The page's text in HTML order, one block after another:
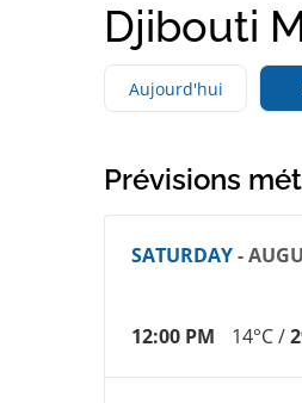
Djibouti
Aujourd'hui
Prévisions
SATURDAY-
12:00 PM 14°C /